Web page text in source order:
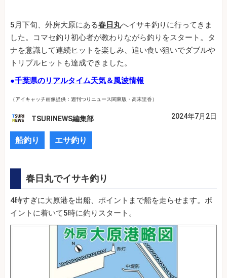
5月下旬、外房大原にある春日丸へイサキ釣りに行ってきま
した。コマセ釣り初心者が教わりながら釣りをスタート。タ
ナを意識して連続ヒットを楽しみ、追い食い狙いでダブルや
トリプルヒットも達成できました。
●千葉県のリアルタイム天気＆風波情報
（アイキャッチ画像提供：週刊つりニュース関東版・高末里香）
TSURINEWS編集部 2024年7月2日
船釣り エサ釣り
春日丸でイサキ釣り
4時すぎに大原港を出船、ポイントまで船を走らせます。ポ
イントに着いて5時に釣りスタート。